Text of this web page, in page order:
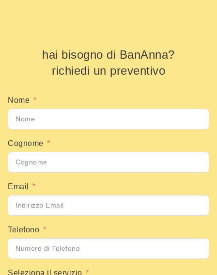
hai bisogno di BanAnna?
richiedi un preventivo
Nome
Cognome
Email
Telefono
Seleziona il servizio